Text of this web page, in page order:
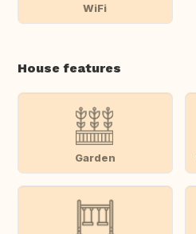
WiFi
House features
Garden